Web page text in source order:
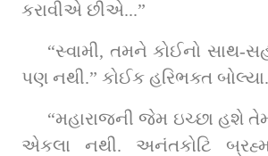
કરાવીએ છીએ...”
“સ્વામી, તમને કોઈનો સાથ-
પણ નથી.” કોઈક હરિભક્ત બોલ્યા.
“મહારાજની જેમ ઇચ્છા હશે
એકલા નથી. અનંતકોટિ